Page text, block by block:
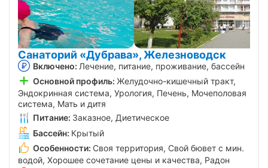
Санаторий «Дубрава», Железноводск
Включено: Лечение, питание, проживание, бассейн
Основной профиль: Желудочно-кишечный тракт,
Эндокринная система, Урология, Печень, Мочеполовая
система, Мать и дитя
Питание: Заказное, Диетическое
Бассейн: Крытый
Особенности: Своя территория, Свой бювет с мин.
водой, Хорошее сочетание цены и качества, Радон